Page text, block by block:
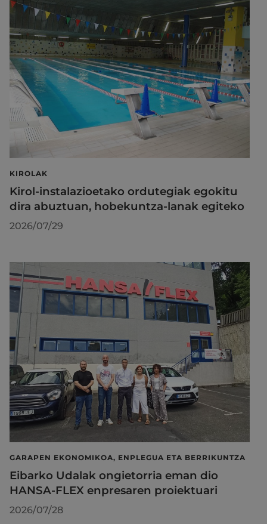
KIROLAK
Kirol-instalazioetako ordutegiak egokitu
dira abuztuan, hobekuntza-lanak egiteko
2026/07/29
GARAPEN EKONOMIKOA, ENPLEGUA ETA BERRIKUNTZA
Eibarko Udalak ongietorria eman dio
HANSA-FLEX enpresaren proiektuari
2026/07/28